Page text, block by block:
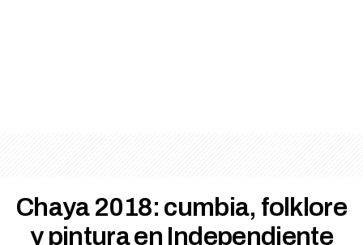
Chaya 2018: cumbia, folklore
y pintura en Independiente